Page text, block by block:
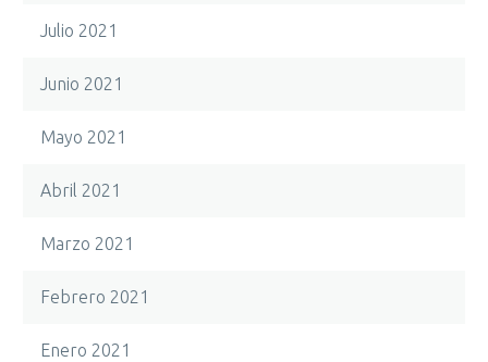
Julio 2021
Junio 2021
Mayo 2021
Abril 2021
Marzo 2021
Febrero 2021
Enero 2021
658 848 144-645 809 419
Enlaces de interés